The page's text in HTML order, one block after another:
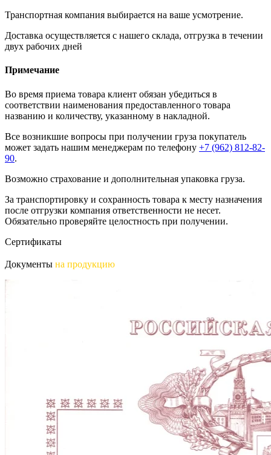
Транспортная компания выбирается на ваше усмотрение.
Доставка осуществляется с нашего склада, отгрузка в течении
двух рабочих дней
Примечание
Во время приема товара клиент обязан убедиться в
соответствии наименования предоставленного товара
названию и количеству, указанному в накладной.
Все возникшие вопросы при получении груза покупатель
может задать нашим менеджерам по телефону +7 (962) 812-82-
90.
Возможно страхование и дополнительная упаковка груза.
За транспортировку и сохранность товара к месту назначения
после отгрузки компания ответственности не несет.
Обязательно проверяйте целостность при получении.
Сертификаты
Документы на продукцию